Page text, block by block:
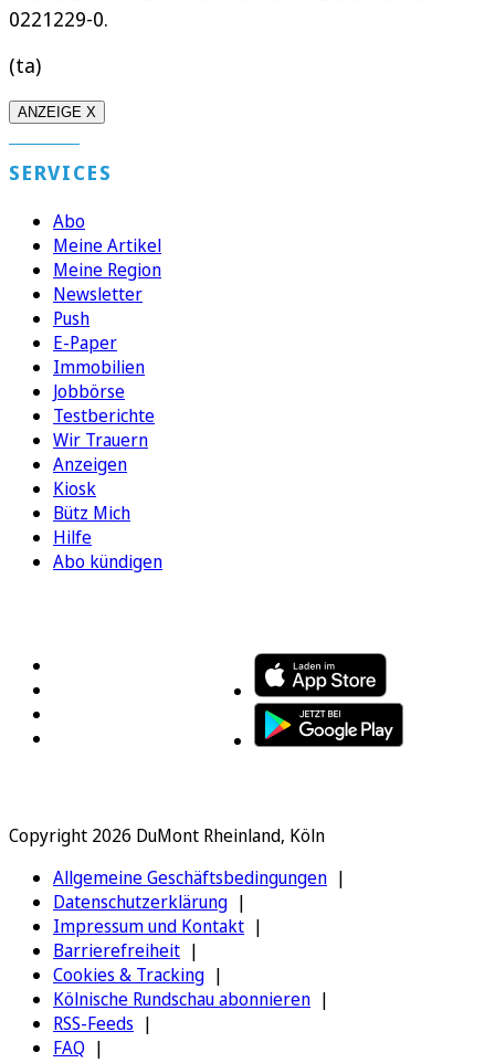
0221229-0.
(ta)
ANZEIGE X
SERVICES
Abo
Meine Artikel
Meine Region
Newsletter
Push
E-Paper
Immobilien
Jobbörse
Testberichte
Wir Trauern
Anzeigen
Kiosk
Bütz Mich
Hilfe
Abo kündigen
Copyright 2026 DuMont Rheinland, Köln
Allgemeine Geschäftsbedingungen
Datenschutzerklärung
Impressum und Kontakt
Barrierefreiheit
Cookies & Tracking
Kölnische Rundschau abonnieren
RSS-Feeds
FAQ